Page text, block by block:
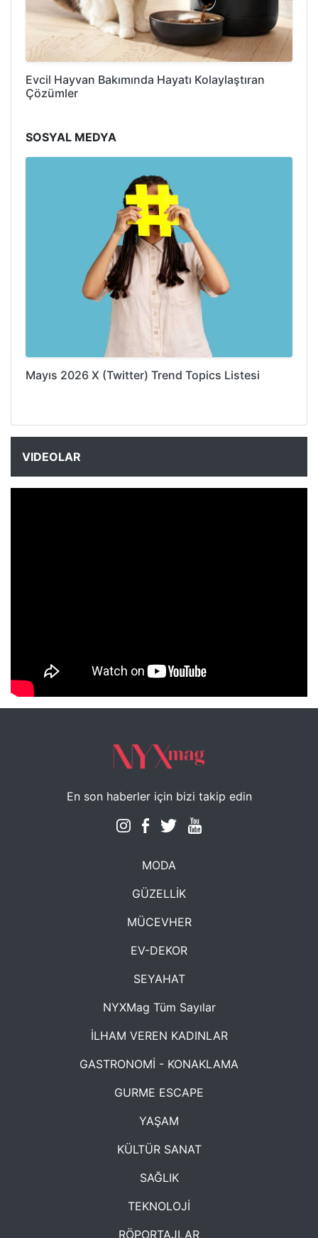
Evcil Hayvan Bakımında Hayatı Kolaylaştıran
Çözümler
SOSYAL MEDYA
Mayıs 2026 X (Twitter) Trend Topics Listesi
VIDEOLAR
NYXmag 2. Yaş Kutlama Etkinliği
En son haberler için bizi takip edin
MODA
GÜZELLİK
MÜCEVHER
EV-DEKOR
SEYAHAT
NYXMag Tüm Sayılar
İLHAM VEREN KADINLAR
GASTRONOMİ - KONAKLAMA
GURME ESCAPE
YAŞAM
KÜLTÜR SANAT
SAĞLIK
TEKNOLOJİ
RÖPORTAJLAR